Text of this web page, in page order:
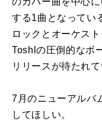
する1曲となってい
ロックとオーケス
Toshlの圧倒的なボ
リリースが待たれ
7月のニューアルバ
してほしい。